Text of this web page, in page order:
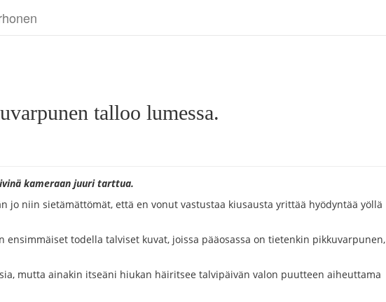
talloo lumessa.
kameraan juuri tarttua.
jo niin sietämättömät, että en vonut vastustaa kiusausta yrittää hyödyntää yöllä
ensimmäiset todella talviset kuvat, joissa pääosassa on tietenkin pikkuvarpunen,
mutta ainakin itseäni hiukan häiritsee talvipäivän valon puutteen aiheuttama